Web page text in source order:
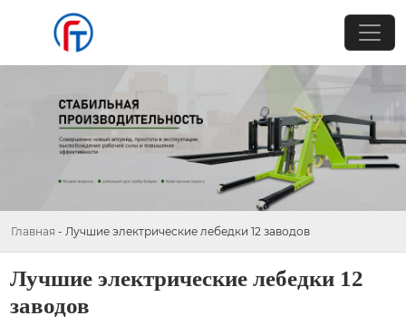
Главная - Лучшие электрические лебедки 12 заводов
Лучшие электрические лебедки 12
заводов